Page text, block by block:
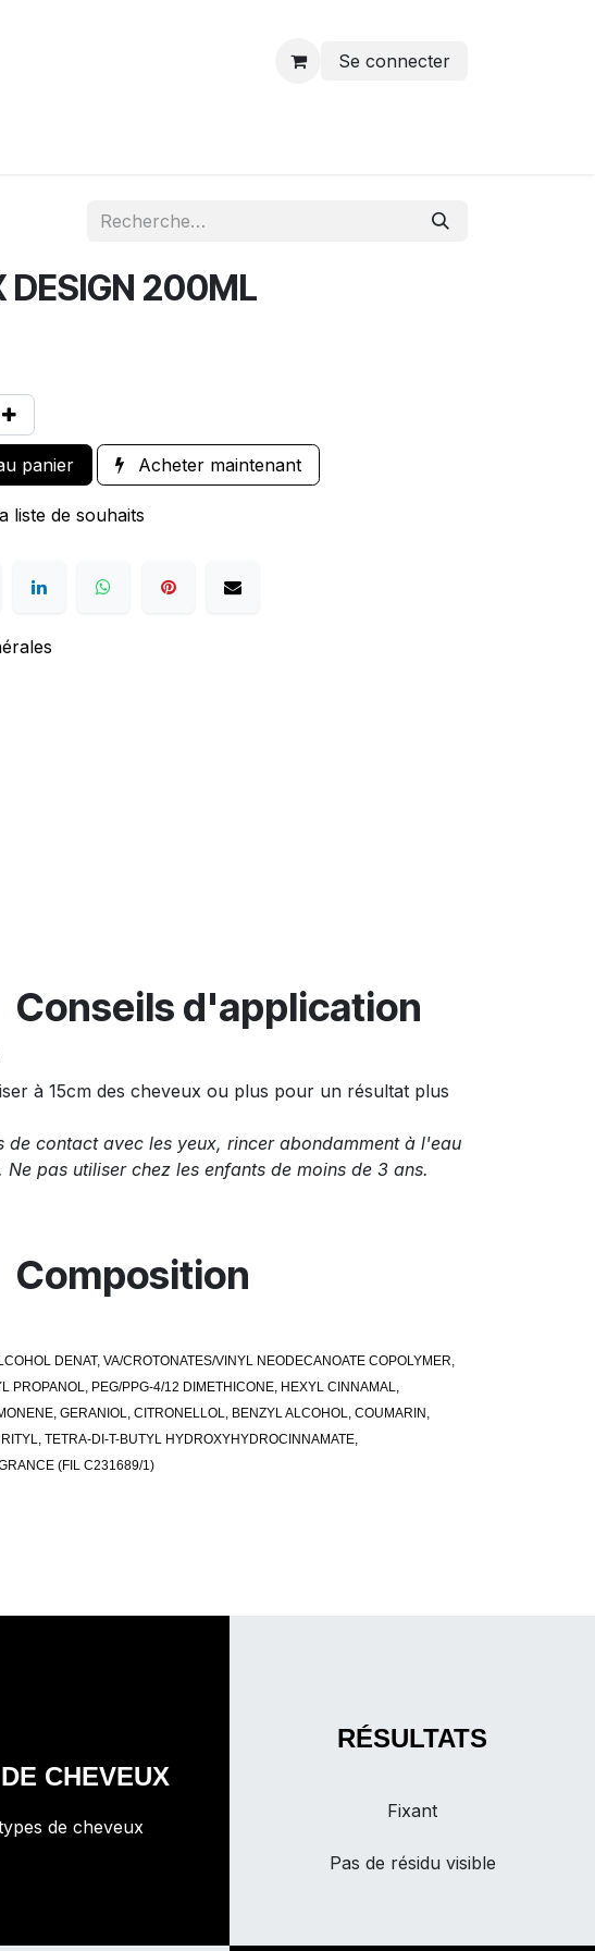
Se connecter
DESIGN 200ML
panier Acheter maintenant
liste de souhaits
Conseils d'application
à 15cm des cheveux ou plus pour un résultat plus
de contact avec les yeux, rincer abondamment à l'eau
Ne pas utiliser chez les enfants de moins de 3 ans.
Composition
DENAT, VA/CROTONATES/VINYL NEODECANOATE COPOLYMER,
PROPANOL, PEG/PPG-4/12 DIMETHICONE, HEXYL CINNAMAL,
GERANIOL, CITRONELLOL, BENZYL ALCOHOL, COUMARIN,
TETRA-DI-T-BUTYL HYDROXYHYDROCINNAMATE,
(FIL C231689/1)
CHEVEUX
de cheveux
RÉSULTATS
Fixant
Pas de résidu visible